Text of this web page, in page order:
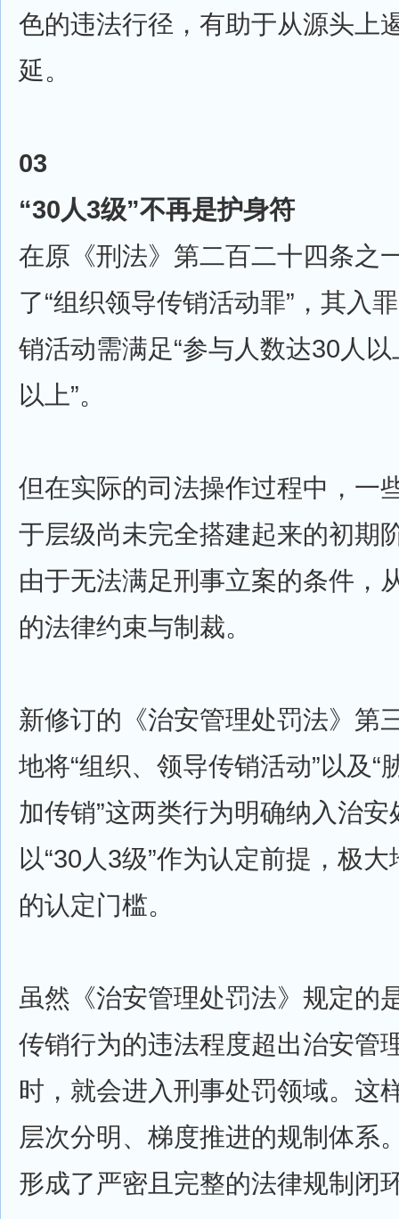
色的违法行径，有助于从源头上
延。
03
“30人3级”不再是护身符
在原《刑法》第二百二十四条之
了“组织领导传销活动罪”，其入
销活动需满足“参与人数达30人
以上”。
但在实际的司法操作过程中，一
于层级尚未完全搭建起来的初期
由于无法满足刑事立案的条件，
的法律约束与制裁。
新修订的《治安管理处罚法》第
地将“组织、领导传销活动”以及“
加传销”这两类行为明确纳入治
以“30人3级”作为认定前提，极
的认定门槛。
虽然《治安管理处罚法》规定的
传销行为的违法程度超出治安管
时，就会进入刑事处罚领域。这
层次分明、梯度推进的规制体系
形成了严密且完整的法律规制闭